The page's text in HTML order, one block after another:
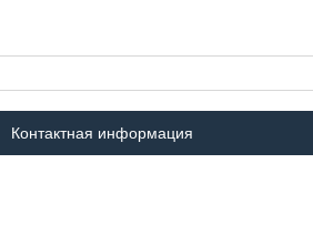
Контактная информация